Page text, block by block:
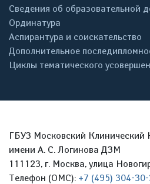
Сведения об образовательной
Ординатура
Аспирантура и соискательство
Дополнительное
Циклы тематического
ГБУЗ Московский Клинический
имени А. С. Логинова ДЗМ
111123, г. Москва, улица
Телефон (ОМС): +7 (495) 304-